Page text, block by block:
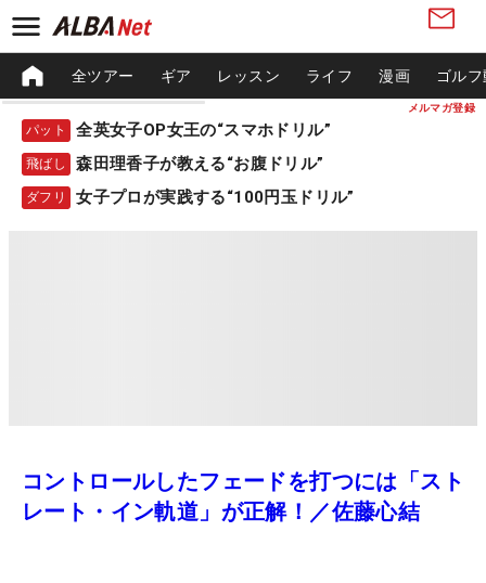
メルマガ登録
全ツアー ギア レッスン ライフ 漫画 ゴル
パット 全英女子OP女王の“スマホドリル”
飛ばし 森田理香子が教える“お腹ドリル”
ダフリ 女子プロが実践する“100円玉ドリル”
コントロールしたフェードを打つには「スト
レート・イン軌道」が正解！／佐藤心結